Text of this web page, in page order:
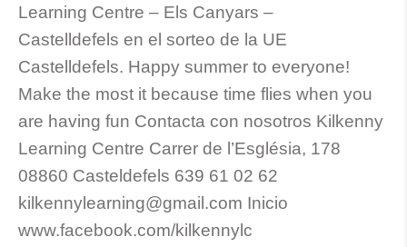
Learning Centre – Els Canyars –
Castelldefels en el sorteo de la UE
Castelldefels. Happy summer to everyone!
Make the most it because time flies when you
are having fun Contacta con nosotros Kilkenny
Learning Centre Carrer de l’Església, 178
08860 Casteldefels 639 61 02 62
kilkennylearning@gmail.com Inicio
www.facebook.com/kilkennylc